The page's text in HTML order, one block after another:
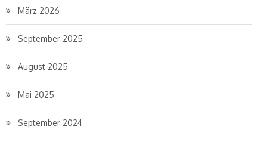
März 2026
September 2025
August 2025
Mai 2025
September 2024